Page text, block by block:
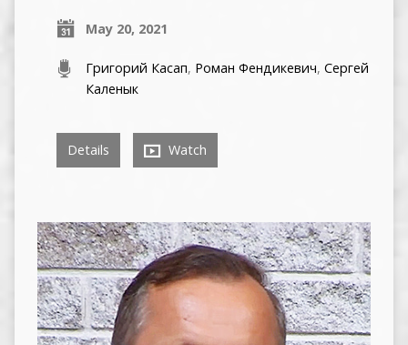
May 20, 2021
Григорий Касап, Роман Фендикевич,Сергей
Каленык
Details Watch